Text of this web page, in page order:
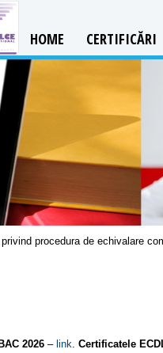
HOME CERTIFICĂRI
procedura de echivalare
2026 – link
Certificatele